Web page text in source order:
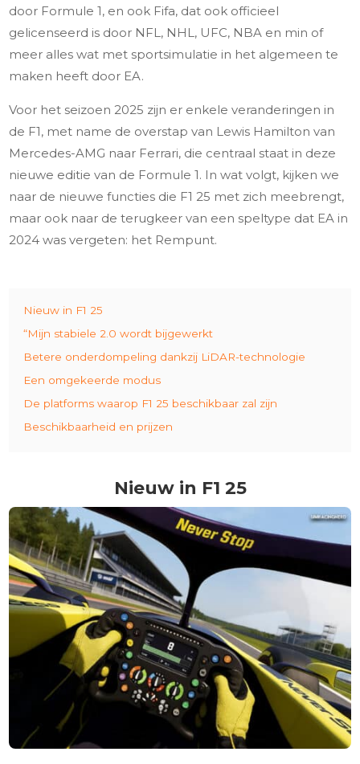
door Formule 1, en ook Fifa, dat ook officieel
gelicenseerd is door NFL, NHL, UFC, NBA en min of
meer alles wat met sportsimulatie in het algemeen te
maken heeft door EA.
Voor het seizoen 2025 zijn er enkele veranderingen in
de F1, met name de overstap van Lewis Hamilton van
Mercedes-AMG naar Ferrari, die centraal staat in deze
nieuwe editie van de Formule 1. In wat volgt, kijken we
naar de nieuwe functies die F1 25 met zich meebrengt,
maar ook naar de terugkeer van een speltype dat EA in
2024 was vergeten: het Rempunt.
Nieuw in F1 25
“Mijn stabiele 2.0 wordt bijgewerkt
Betere onderdompeling dankzij LiDAR-technologie
Een omgekeerde modus
De platforms waarop F1 25 beschikbaar zal zijn
Beschikbaarheid en prijzen
Nieuw in F1 25